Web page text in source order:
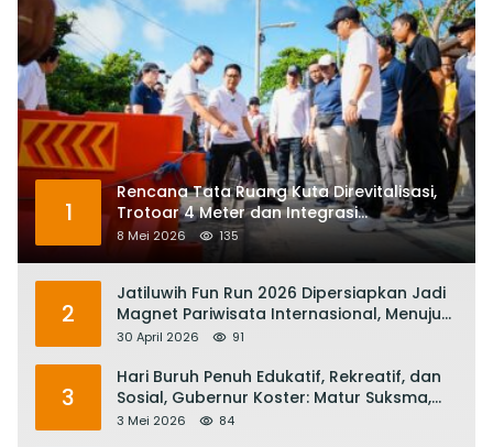
1
Rencana Tata Ruang Kuta Direvitalisasi,
Trotoar 4 Meter dan Integrasi
Transportasi Listrik
8 Mei 2026 135
2
Jatiluwih Fun Run 2026 Dipersiapkan Jadi
Magnet Pariwisata Internasional, Menuju
Satu Abad Pariwisata Bali
30 April 2026 91
3
Hari Buruh Penuh Edukatif, Rekreatif, dan
Sosial, Gubernur Koster: Matur Suksma,
Keringat Pekerja Mesin Ekonomi Bali
3 Mei 2026 84